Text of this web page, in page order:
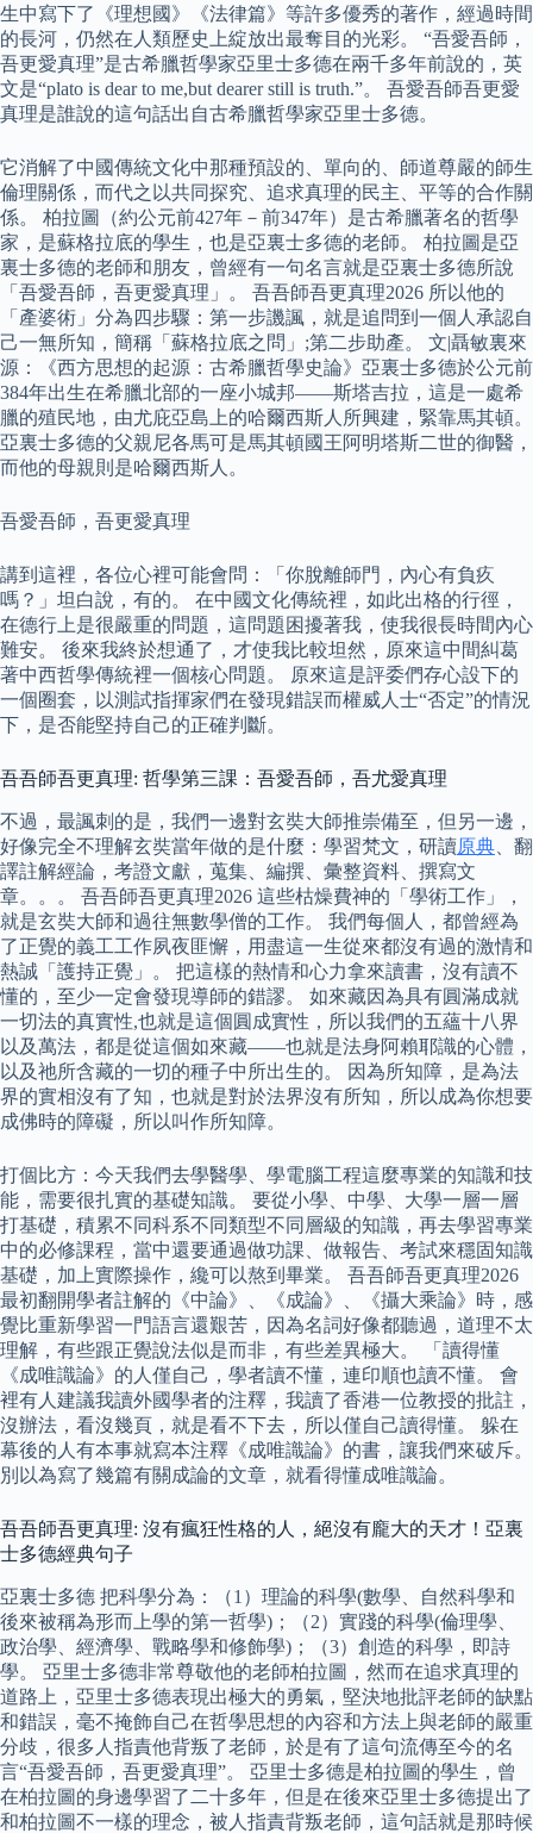
生中寫下了《理想國》《法律篇》等許多優秀的著作，經過時間
的長河，仍然在人類歷史上綻放出最奪目的光彩。 “吾愛吾師，
吾更愛真理”是古希臘哲學家亞里士多德在兩千多年前說的，英
文是“plato is dear to me,but dearer still is truth.”。 吾愛吾師吾更愛
真理是誰說的這句話出自古希臘哲學家亞里士多德。
它消解了中國傳統文化中那種預設的、單向的、師道尊嚴的師生
倫理關係，而代之以共同探究、追求真理的民主、平等的合作關
係。 柏拉圖（約公元前427年－前347年）是古希臘著名的哲學
家，是蘇格拉底的學生，也是亞裏士多德的老師。 柏拉圖是亞
裏士多德的老師和朋友，曾經有一句名言就是亞裏士多德所說
「吾愛吾師，吾更愛真理」。 吾吾師吾更真理2026 所以他的
「產婆術」分為四步驟：第一步譏諷，就是追問到一個人承認自
己一無所知，簡稱「蘇格拉底之問」;第二步助產。 文|聶敏裏來
源：《西方思想的起源：古希臘哲學史論》亞裏士多德於公元前
384年出生在希臘北部的一座小城邦——斯塔吉拉，這是一處希
臘的殖民地，由尤庇亞島上的哈爾西斯人所興建，緊靠馬其頓。
亞裏士多德的父親尼各馬可是馬其頓國王阿明塔斯二世的御醫，
而他的母親則是哈爾西斯人。
吾愛吾師，吾更愛真理
講到這裡，各位心裡可能會問：「你脫離師門，內心有負疚
嗎？」坦白說，有的。 在中國文化傳統裡，如此出格的行徑，
在德行上是很嚴重的問題，這問題困擾著我，使我很長時間內心
難安。 後來我終於想通了，才使我比較坦然，原來這中間糾葛
著中西哲學傳統裡一個核心問題。 原來這是評委們存心設下的
一個圈套，以測試指揮家們在發現錯誤而權威人士“否定”的情況
下，是否能堅持自己的正確判斷。
吾吾師吾更真理: 哲學第三課：吾愛吾師，吾尤愛真理
不過，最諷刺的是，我們一邊對玄奘大師推崇備至，但另一邊，
好像完全不理解玄奘當年做的是什麼：學習梵文，研讀原典 、翻
譯註解經論，考證文獻，蒐集、編撰、彙整資料、撰寫文
章。。。 吾吾師吾更真理2026 這些枯燥費神的「學術工作」，
就是玄奘大師和過往無數學僧的工作。 我們每個人，都曾經為
了正覺的義工工作夙夜匪懈，用盡這一生從來都沒有過的激情和
熱誠「護持正覺」。 把這樣的熱情和心力拿來讀書，沒有讀不
懂的，至少一定會發現導師的錯謬。 如來藏因為具有圓滿成就
一切法的真實性,也就是這個圓成實性，所以我們的五蘊十八界
以及萬法，都是從這個如來藏——也就是法身阿賴耶識的心體，
以及祂所含藏的一切的種子中所出生的。 因為所知障，是為法
界的實相沒有了知，也就是對於法界沒有所知，所以成為你想要
成佛時的障礙，所以叫作所知障。
打個比方：今天我們去學醫學、學電腦工程這麼專業的知識和技
能，需要很扎實的基礎知識。 要從小學、中學、大學一層一層
打基礎，積累不同科系不同類型不同層級的知識，再去學習專業
中的必修課程，當中還要通過做功課、做報告、考試來穩固知識
基礎，加上實際操作，纔可以熬到畢業。 吾吾師吾更真理2026
最初翻開學者註解的《中論》、《成論》、《攝大乘論》時，感
覺比重新學習一門語言還艱苦，因為名詞好像都聽過，道理不太
理解，有些跟正覺說法似是而非，有些差異極大。 「讀得懂
《成唯識論》的人僅自己，學者讀不懂，連印順也讀不懂。 會
裡有人建議我讀外國學者的注釋，我讀了香港一位教授的批註，
沒辦法，看沒幾頁，就是看不下去，所以僅自己讀得懂。 躲在
幕後的人有本事就寫本注釋《成唯識論》的書，讓我們來破斥。
別以為寫了幾篇有關成論的文章，就看得懂成唯識論。
吾吾師吾更真理: 沒有瘋狂性格的人，絕沒有龐大的天才！亞裏
士多德經典句子
亞裏士多德 把科學分為：（1）理論的科學(數學、自然科學和
後來被稱為形而上學的第一哲學)；（2）實踐的科學(倫理學、
政治學、經濟學、戰略學和修飾學)；（3）創造的科學，即詩
學。 亞里士多德非常尊敬他的老師柏拉圖，然而在追求真理的
道路上，亞里士多德表現出極大的勇氣，堅決地批評老師的缺點
和錯誤，毫不掩飾自己在哲學思想的內容和方法上與老師的嚴重
分歧，很多人指責他背叛了老師，於是有了這句流傳至今的名
言“吾愛吾師，吾更愛真理”。 亞里士多德是柏拉圖的學生，曾
在柏拉圖的身邊學習了二十多年，但是在後來亞里士多德提出了
和柏拉圖不一樣的理念，被人指責背叛老師，這句話就是那時候